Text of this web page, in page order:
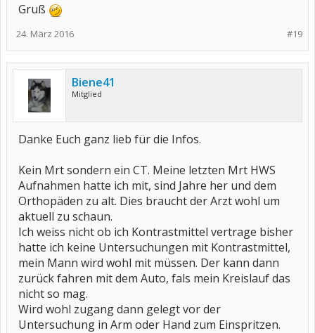
Gruß
#19
24. März 2016
Biene41
Mitglied
Danke Euch ganz lieb für die Infos.
Kein Mrt sondern ein CT. Meine letzten Mrt HWS
Aufnahmen hatte ich mit, sind Jahre her und dem
Orthopäden zu alt. Dies braucht der Arzt wohl um
aktuell zu schaun.
Ich weiss nicht ob ich Kontrastmittel vertrage bisher
hatte ich keine Untersuchungen mit Kontrastmittel,
mein Mann wird wohl mit müssen. Der kann dann
zurück fahren mit dem Auto, fals mein Kreislauf das
nicht so mag.
Wird wohl zugang dann gelegt vor der
Untersuchung in Arm oder Hand zum Einspritzen.